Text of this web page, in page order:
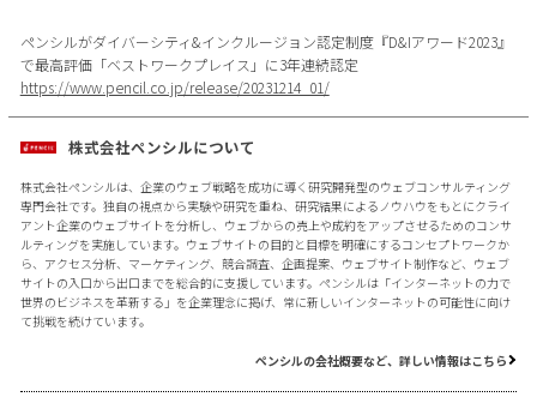
ペンシルがダイバーシティ&インクルージョン認定制度『D&Iアワード2023』
で最高評価「ベストワークプレイス」に3年連続認定
https://www.pencil.co.jp/release/20231214_01/
株式会社ペンシルについて
株式会社ペンシルは、企業のウェブ戦略を成功に導く研究開発型のウェブコンサルティング
専門会社です。独自の視点から実験や研究を重ね、研究結果によるノウハウをもとにクライ
アント企業のウェブサイトを分析し、ウェブからの売上や成約をアップさせるためのコンサ
ルティングを実施しています。ウェブサイトの目的と目標を明確にするコンセプトワークか
ら、アクセス分析、マーケティング、競合調査、企画提案、ウェブサイト制作など、ウェブ
サイトの入口から出口までを総合的に支援しています。ペンシルは「インターネットの力で
世界のビジネスを革新する」を企業理念に掲げ、常に新しいインターネットの可能性に向け
て挑戦を続けています。
ペンシルの会社概要など、詳しい情報はこちら